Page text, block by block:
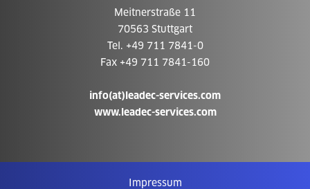
Meitnerstraße 11
70563 Stuttgart
Tel. +49 711 7841-0
Fax +49 711 7841-160
info(at)leadec-services.com
www.leadec-services.com
Impressum